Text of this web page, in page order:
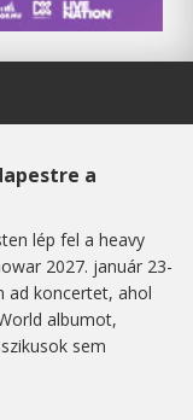
a
lép fel a heavy
2027. január 23-
ad koncertet, ahol
albumot,
sem